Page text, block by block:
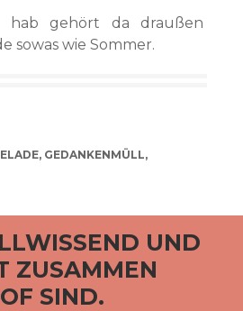
hab gehört da draußen
sowas wie Sommer.
, GEDANKENMÜLL,
UND
ZUSAMMEN
SIND.